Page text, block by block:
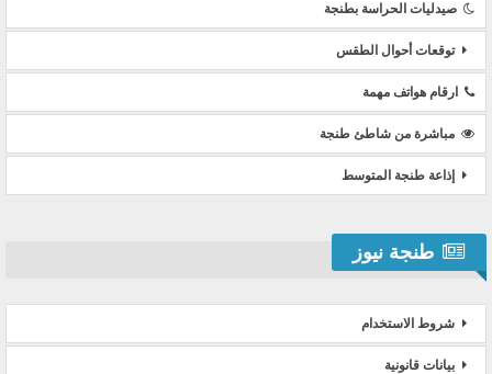
صيدليات الحراسة بطنجة
توقعات أحوال الطقس
ارقام هواتف مهمة
مباشرة من شاطئ طنجة
إذاعة طنجة المتوسط
طنجة نيوز
شروط الاستخدام
بيانات قانونية